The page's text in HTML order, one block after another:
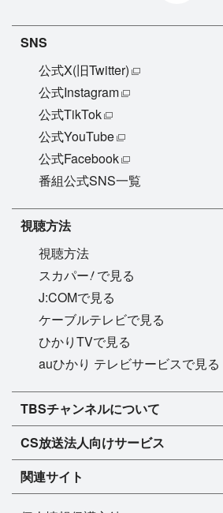
SNS
公式X(旧Twitter)
公式Instagram
公式TikTok
公式YouTube
公式Facebook
番組公式SNS一覧
視聴方法
視聴方法
スカパー!で見る
J:COMで見る
ケーブルテレビで見る
ひかりTVで見る
auひかり テレビサービスで見る
TBSチャンネル1
TBSチャンネル2
マンスリーガイド［PDF］
TBSチャンネルについて
TBSチャンネルについて
FAQ・よくあるご質問
インフォメーション
CS放送法人向けサービス
法人向けサービスについて
TBSチャンネル1
TBSチャンネル2
ドラマ
バラエティ
関連サイト